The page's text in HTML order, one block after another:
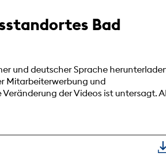
Bad
und deutscher Sprache
Mitarbeiterwerbung und
der Videos ist untersagt.